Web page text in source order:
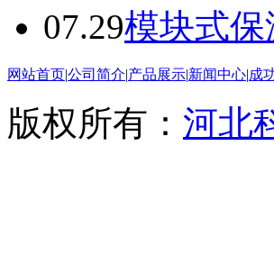
07.29模块式
网站首页|公司简介|产品展示|新闻中心|成
版权所有： 河北